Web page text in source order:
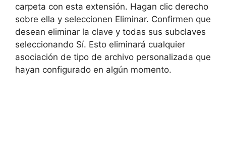
carpeta con esta extensión. Hagan clic derecho
sobre ella y seleccionen Eliminar. Confirmen que
desean eliminar la clave y todas sus subclaves
seleccionando Sí. Esto eliminará cualquier
asociación de tipo de archivo personalizada que
hayan configurado en algún momento.